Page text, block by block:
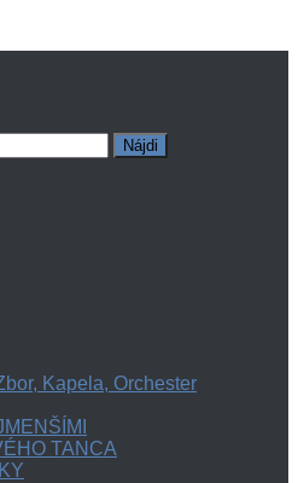
Kapela, Orchester
TANCA